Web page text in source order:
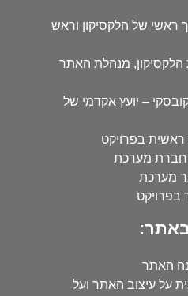
ראשי של הלקסיקון וראש
מנהלת האתר
– יועץ אקדמי של
בפרויקט
חברת מערכת
מערכת
בפרויקט
האתר
על עיצוב האתר ועל